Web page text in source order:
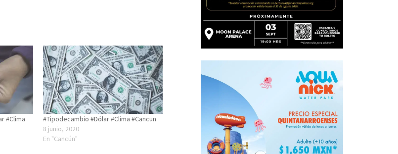
#Clima
#Tipodecambio #Dólar #Clima #Cancun
8 junio, 2020
En "Cancún"